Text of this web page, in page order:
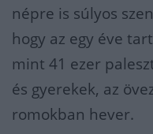
népre is súlyos
hogy az egy éve
mint 41 ezer
és gyerekek, az
romokban hever.